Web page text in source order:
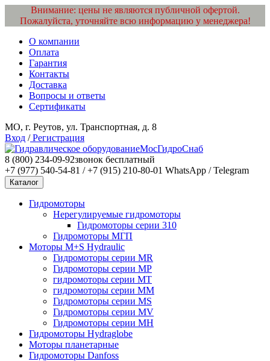
Внимание: цены не являются публичной офертой.
Пожалуйста, уточняйте всю информацию у менеджера!
О компании
Оплата
Гарантия
Контакты
Доставка
Вопросы и ответы
Сертификаты
МО, г. Реутов, ул. Транспортная, д. 8
Вход /Регистрация
МосГидроСнаб
8 (800) 234-09-92звонок бесплатный
+7 (977) 540-54-81 / +7 (915) 210-80-01 WhatsApp / Telegram
Каталог
Гидромоторы
Нерегулируемые гидромоторы
Гидромоторы серии 310
Гидромоторы МГП
Моторы M+S Hydraulic
Гидромоторы серии MR
Гидромоторы серии MP
гидромоторы серии MT
гидромоторы серии MM
Гидромоторы серии MS
Гидромоторы серии MV
Гидромоторы серии MH
Гидромоторы Hydraglobe
Моторы планетарные
Гидромоторы Danfoss